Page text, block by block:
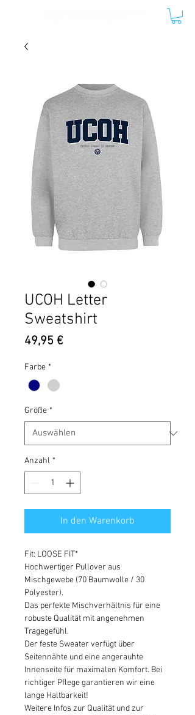
UCOH Letter
Sweatshirt
49,95 €Preis
Farbe *
Größe *
Anzahl *
In den Warenkorb
Fit: LOOSE FIT*
Hochwertiger Pullover aus
Mischgewebe (70 Baumwolle / 30
Polyester).
Das perfekte Mischverhältnis für eine
robuste Qualität mit angenehmen
Tragegefühl.
Der feste Sweater verfügt über
Seitennähte und eine angerauhte
Innenseite für maximalen Komfort. Bei
richtiger Pflege garantieren wir eine
lange Haltbarkeit!
Weitere Infos zur Qualität und zur